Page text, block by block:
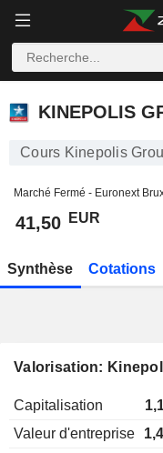
KINEPOLIS GROUP
KINEPOLIS
Cours Kinepolis
Marché Fermé - Euronext
41,50 EUR
Synthèse Cotations
Valorisation:
Capitalisation
Valeur d'entreprise